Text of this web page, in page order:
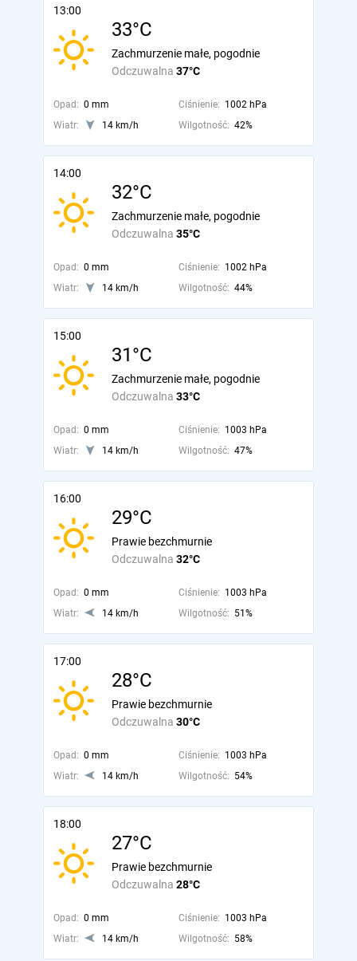
13:00
33°C
Odczuwalna 37°C
Zachmurzenie małe, pogodnie
Opad: 0 mm Ciśnienie: 1002 hPa
Wiatr:
14 km/h Wilgotność: 42%
14:00
32°C
Odczuwalna 35°C
Zachmurzenie małe, pogodnie
Opad: 0 mm Ciśnienie: 1002 hPa
Wiatr:
14 km/h Wilgotność: 44%
15:00
31°C
Odczuwalna 33°C
Zachmurzenie małe, pogodnie
Opad: 0 mm Ciśnienie: 1003 hPa
Wiatr:
14 km/h Wilgotność: 47%
16:00
29°C
Odczuwalna 32°C
Prawie bezchmurnie
Opad: 0 mm Ciśnienie: 1003 hPa
Wiatr:
14 km/h Wilgotność: 51%
17:00
28°C
Odczuwalna 30°C
Prawie bezchmurnie
Opad: 0 mm Ciśnienie: 1003 hPa
Wiatr:
14 km/h Wilgotność: 54%
18:00
27°C
Odczuwalna 28°C
Prawie bezchmurnie
Opad: 0 mm Ciśnienie: 1003 hPa
Wiatr:
14 km/h Wilgotność: 58%